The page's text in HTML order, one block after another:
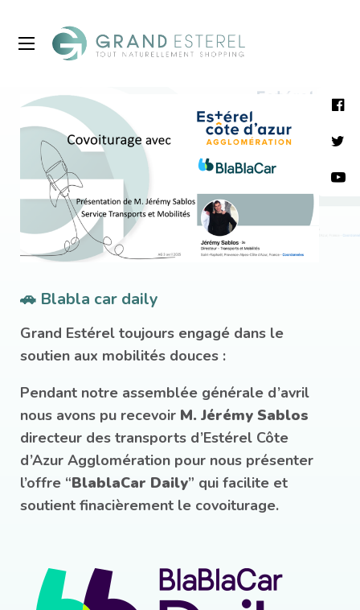
🚗 Blabla car daily
Grand Estérel toujours engagé dans le
soutien aux mobilités douces :
Pendant notre assemblée générale d’avril
nous avons pu recevoir M. Jérémy Sablos
directeur des transports d’Estérel Côte
d’Azur Agglomération pour nous présenter
l’offre “BlablaCar Daily” qui facilite et
soutient finacièrement le covoiturage.